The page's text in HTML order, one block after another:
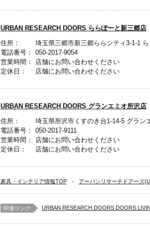
URBAN RESEARCH DOORS ららぽーと新三郷店
住所：
埼玉県三郷市新三郷ららシティ3-1-1
電話番号：
050-2017-9054
営業時間：
店舗にお問い合わせください
定休日：
店舗にお問い合わせください
URBAN RESEARCH DOORS グランエミオ所沢店
住所：
埼玉県所沢市くすのき台1-14-5 グラン
電話番号：
050-2017-9111
営業時間：
店舗にお問い合わせください
定休日：
店舗にお問い合わせください
家具・インテリア情報TOP > アーバンリサーチドアーズ
関連リンク URBAN RESEARCH DOORS DOORS